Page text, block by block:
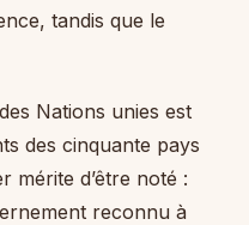
tandis que le
Nations unies est
des cinquante pays
mérite d’être noté :
reconnu à